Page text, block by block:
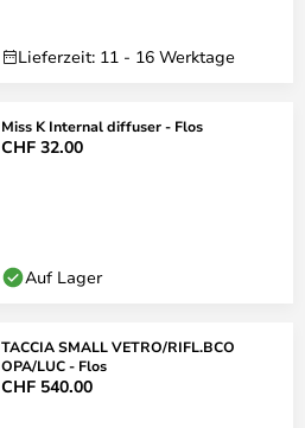
Lieferzeit: 11 - 16 Werktage
Miss K Internal diffuser - Flos
CHF 32.00
Auf Lager
TACCIA SMALL VETRO/RIFL.BCO
OPA/LUC - Flos
CHF 540.00